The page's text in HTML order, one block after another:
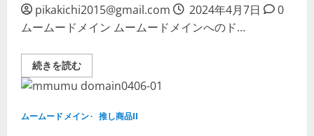
ラ
イ
ン
ー
リ
ー
に
て
整
費
の
あ
な
た
の
を
維
pikakichi2015@gmail.com 2024年4月7日
0
ムームードメイン ムームードメインへのド…
続きを読むム
ー
ム
ー
メ
イ
ムームードメイン 推し商品II